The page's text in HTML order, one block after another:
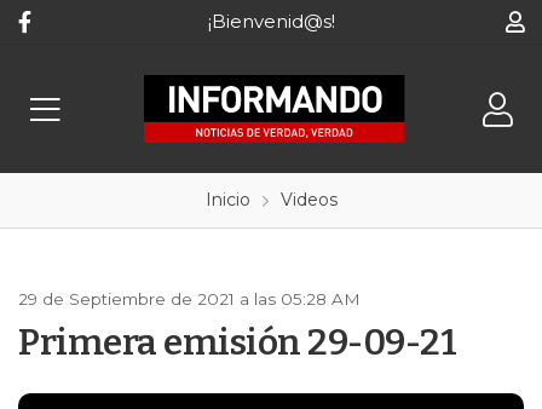
¡Bienvenid@s!
Inicio Videos
29 de Septiembre de 2021 a las 05:28 AM
Primera emisión 29-09-21